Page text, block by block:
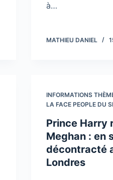
à…
MATHIEU DANIEL
INFORMATIONS
LA FACE PEOPLE DU
Prince Harry
Meghan : en
décontracté
Londres